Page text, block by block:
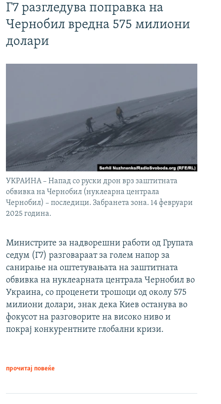
Г7 разгледува поправка на
Чернобил вредна 575 милиони
долари
УКРАИНА – Напад со руски дрон врз заштитната
обвивка на Чернобил (нуклеарна централа
Чернобил) – последици. Забранета зона. 14 февруари
2025 година.
Министрите за надворешни работи од Групата
седум (Г7) разговараат за голем напор за
санирање на оштетувањата на заштитната
обвивка на нуклеарната централа Чернобил во
Украина, со проценети трошоци од околу 575
милиони долари, знак дека Киев останува во
фокусот на разговорите на високо ниво и
покрај конкурентните глобални кризи.
прочитај повеќе